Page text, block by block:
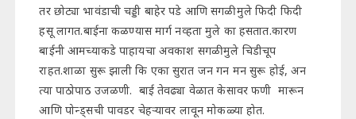
तर छोट्या भावंडाची चड्डी बाहेर पडे आणि सगळी मुले फिदी फिदी
हसू लागत.बाईना कळण्यास मार्ग नव्हता मुले का हसतात.कारण
बाईनी आमच्याकडे पाहायचा अवकाश सगळी मुले चिडीचूप
राहत.शाळा सुरू झाली कि एका सुरात जन गन मन सुरू होई, अन
त्या पाठोपाठ उजळणी. बाई तेवढ्या वेळात केसावर फणी मारून
आणि पोन्ड्सची पावडर चेहऱ्यावर लावून मोकळ्या होत.